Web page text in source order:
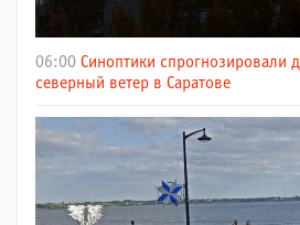
06:00 Синоптики спрогнозировали
северный ветер в Саратове